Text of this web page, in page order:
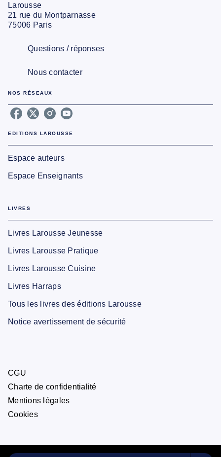
Larousse
21 rue du Montparnasse
75006 Paris
Questions / réponses
Nous contacter
NOS RÉSEAUX
EDITIONS LAROUSSE
Espace auteurs
Espace Enseignants
LIVRES
Livres Larousse Jeunesse
Livres Larousse Pratique
Livres Larousse Cuisine
Livres Harraps
Tous les livres des éditions Larousse
Notice avertissement de sécurité
CGU
Charte de confidentialité
Mentions légales
Cookies